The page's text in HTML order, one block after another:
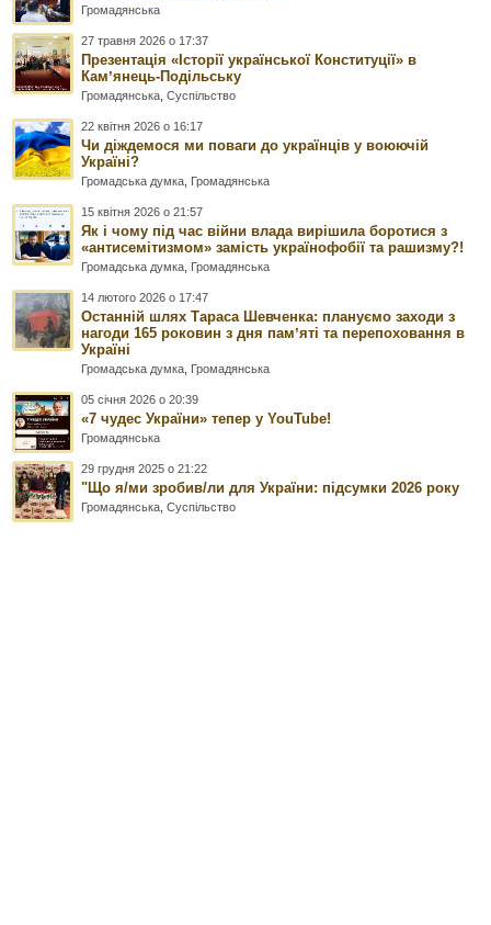
Громадянська
27 травня 2026 о 17:37
Презентація «Історії української Конституції» в
Камʼянець-Подільську
Громадянська ,Суспільство
22 квітня 2026 о 16:17
Чи діждемося ми поваги до українців у воюючій
Україні?
Громадська думка Громадянська
15 квітня 2026 о 21:57
Як і чому під час війни влада вирішила боротися з
«антисемітизмом» замість українофобії та рашизму?!
Громадська думка Громадянська
14 лютого 2026 о 17:47
Останній шлях Тараса Шевченка: плануємо заходи з
нагоди 165 роковин з дня памʼяті та перепоховання в
Україні
Громадська думка Громадянська
05 січня 2026 о 20:39
«7 чудес України» тепер у YouTube!
Громадянська
29 грудня 2025 о 21:22
"Що я/ми зробив/ли для України: підсумки 2026 року
Громадянська ,Суспільство